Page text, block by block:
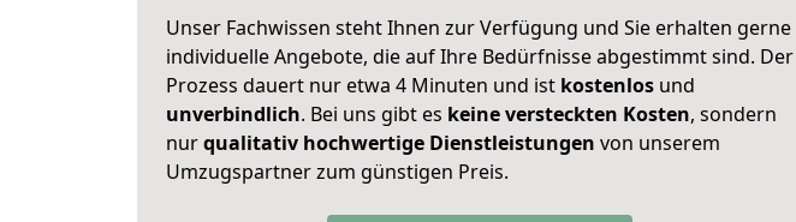
Unser Fachwissen steht Ihnen zur Verfügung und Sie erhalten gerne
individuelle Angebote, die auf Ihre Bedürfnisse abgestimmt sind. Der
Prozess dauert nur etwa 4 Minuten und ist kostenlos und
unverbindlich. Bei uns gibt es keine versteckten Kosten, sondern
nurqualitativ hochwertige Dienstleistungen von unserem
Umzugspartner zum günstigen Preis.